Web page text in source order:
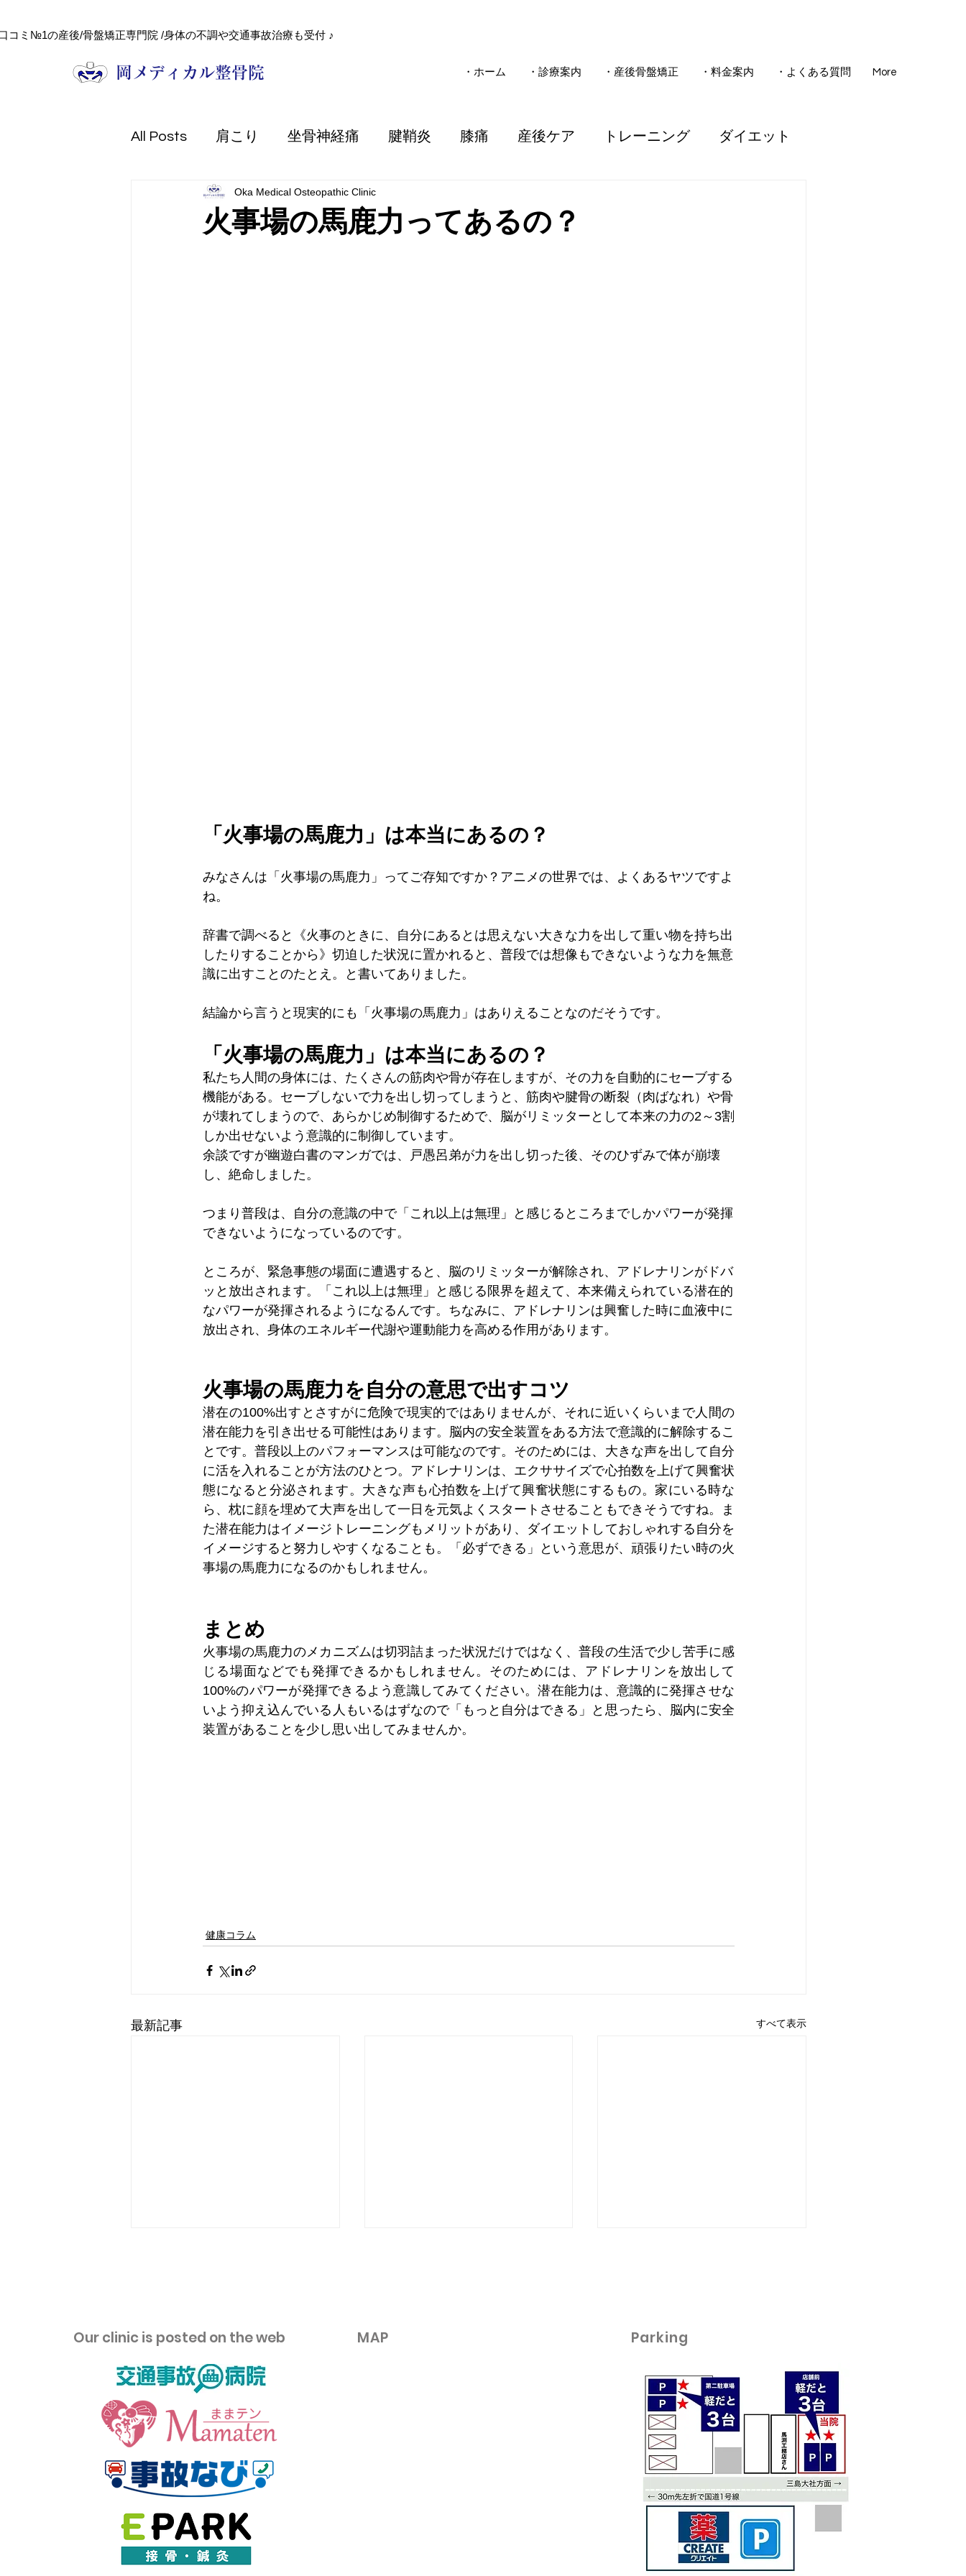
コミ№1の産後/骨盤矯正専門院 /身体の不調や交通事故治療も受付 ♪
​岡メディカル整骨院 ・ホーム ・診療案内 ・産後骨盤矯正 ・料金案内 ・よくある質問 More
All Posts 肩こり 坐骨神経痛 腱鞘炎 膝痛 産後ケア トレーニング ダイエット
健康コラム 子ども
火事場の馬鹿力ってあるの？
Oka Medical Osteopathic Clinic
「火事場の馬鹿力」は本当にあるの？
みなさんは「火事場の馬鹿力」ってご存知ですか？アニメの世界では、よくあるヤツですよ
ね。
辞書で調べると《火事のときに、自分にあるとは思えない大きな力を出して重い物を持ち出
したりすることから》切迫した状況に置かれると、普段では想像もできないような力を無意
識に出すことのたとえ。と書いてありました。
結論から言うと現実的にも「火事場の馬鹿力」はありえることなのだそうです。
「火事場の馬鹿力」は本当にあるの？
私たち人間の身体には、たくさんの筋肉や骨が存在しますが、その力を自動的にセーブする
機能がある。セーブしないで力を出し切ってしまうと、筋肉や腱骨の断裂（肉ばなれ）や骨
が壊れてしまうので、あらかじめ制御するためで、脳がリミッターとして本来の力の2～3割
しか出せないよう意識的に制御しています。
余談ですが幽遊白書のマンガでは、戸愚呂弟が力を出し切った後、そのひずみで体が崩壊
し、絶命しました。
つまり普段は、自分の意識の中で「これ以上は無理」と感じるところまでしかパワーが発揮
できないようになっているのです。
ところが、緊急事態の場面に遭遇すると、脳のリミッターが解除され、アドレナリンがドバ
ッと放出されます。「これ以上は無理」と感じる限界を超えて、本来備えられている潜在的
なパワーが発揮されるようになるんです。ちなみに、アドレナリンは興奮した時に血液中に
放出され、身体のエネルギー代謝や運動能力を高める作用があります。
火事場の馬鹿力を自分の意思で出すコツ
潜在の100%出すとさすがに危険で現実的ではありませんが、それに近いくらいまで人間の
潜在能力を引き出せる可能性はあります。脳内の安全装置をある方法で意識的に解除するこ
とです。普段以上のパフォーマンスは可能なのです。そのためには、大きな声を出して自分
に活を入れることが方法のひとつ。アドレナリンは、エクササイズで心拍数を上げて興奮状
態になると分泌されます。大きな声も心拍数を上げて興奮状態にするもの。家にいる時な
ら、枕に顔を埋めて大声を出して一日を元気よくスタートさせることもできそうですね。ま
た潜在能力はイメージトレーニングもメリットがあり、ダイエットしておしゃれする自分を
イメージすると努力しやすくなることも。「必ずできる」という意思が、頑張りたい時の火
事場の馬鹿力になるのかもしれません。
まとめ
火事場の馬鹿力のメカニズムは切羽詰まった状況だけではなく、普段の生活で少し苦手に感
じる場面などでも発揮できるかもしれません。そのためには、アドレナリンを放出して
100%のパワーが発揮できるよう意識してみてください。潜在能力は、意識的に発揮させな
いよう抑え込んでいる人もいるはずなので「もっと自分はできる」と思ったら、脳内に安全
装置があることを少し思い出してみませんか。
健康コラム
最新記事 すべて表示
お昼ご飯のあと眠くなるのは
なぜ？午後の授業・仕事で集
中力を保つ昼食のコツ
ルモン・毛深さ・薄毛の本当
の原因を解説
​Our clinic is posted on the web ​MAP Parking